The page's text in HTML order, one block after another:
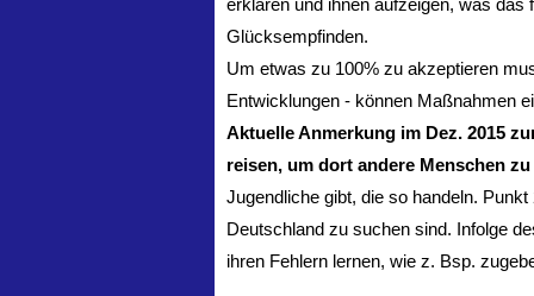
erklären und ihnen aufzeigen, was
Glücksempfinden.
Um etwas zu 100% zu akzeptieren
Entwicklungen - können Maßnahmen
Aktuelle Anmerkung im Dez. 2015
reisen, um dort andere Menschen
Jugendliche gibt, die so handeln.
Deutschland zu suchen sind. Infolge
ihren Fehlern lernen, wie z. Bsp.